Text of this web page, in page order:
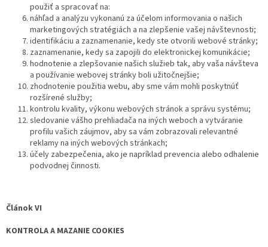
použiť a spracovať na:
náhľad a analýzu vykonanú za účelom informovania o našich
marketingových stratégiách a na zlepšenie vašej návštevnosti;
identifikáciu a zaznamenanie, kedy ste otvorili webové stránky;
zaznamenanie, kedy sa zapojili do elektronickej komunikácie;
hodnotenie a zlepšovanie našich služieb tak, aby vaša návšteva
a používanie webovej stránky boli užitočnejšie;
zhodnotenie použitia webu, aby sme vám mohli poskytnúť
rozšírené služby;
kontrolu kvality, výkonu webových stránok a správu systému;
sledovanie vášho prehliadača na iných weboch a vytváranie
profilu vašich záujmov, aby sa vám zobrazovali relevantné
reklamy na iných webových stránkach;
účely zabezpečenia, ako je napríklad prevencia alebo odhalenie
podvodnej činnosti.
Článok VI
KONTROLA A MAZANIE COOKIES